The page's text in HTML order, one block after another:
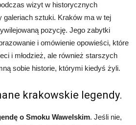
wizyt w historycznych
galeriach sztuki. Kraków ma w tej
pozycję. Jego zabytki
i omówienie opowieści, które
i młodzież, ale również starszych
sobie historie, którymi kiedyś żyli.
krakowskie legendy.
o Smoku Wawelskim. Jeśli nie,